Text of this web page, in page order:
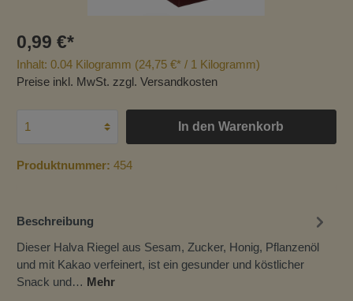
0,99 €*
Inhalt: 0.04 Kilogramm (24,75 €* / 1 Kilogramm)
Preise inkl. MwSt. zzgl. Versandkosten
In den Warenkorb
Produktnummer: 454
Beschreibung
Dieser Halva Riegel aus Sesam, Zucker, Honig, Pflanzenöl
und mit Kakao verfeinert, ist ein gesunder und köstlicher
Snack und… Mehr